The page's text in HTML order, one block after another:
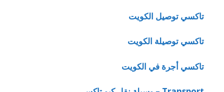
تاكسي توصيل الكويت
تاكسي توصيلة الكويت
تاكسي أجرة في الكويت